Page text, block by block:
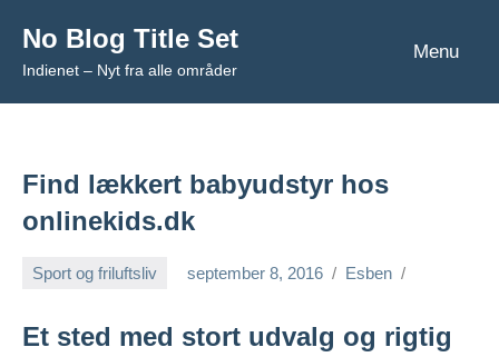
indhold
No Blog Title Set
Indienet – Nyt fra alle områder
Menu
Find lækkert babyudstyr hos
onlinekids.dk
Sport og friluftsliv september 8, 2016 Esben
Et sted med stort udvalg og rigtig